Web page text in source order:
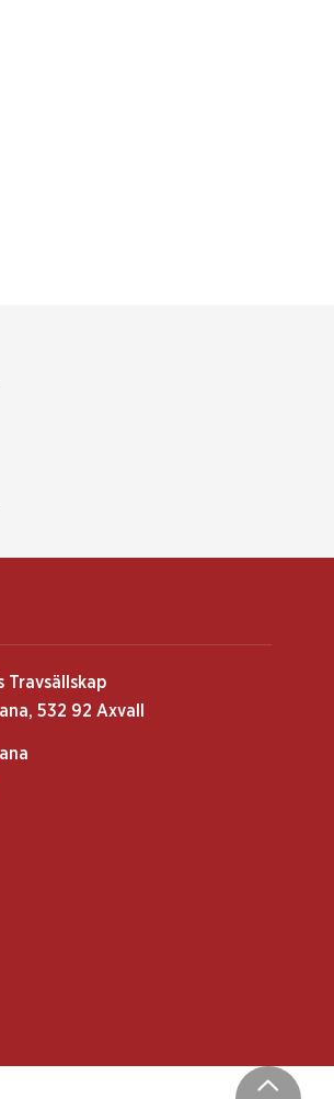
Travsällskap
532 92 Axvall